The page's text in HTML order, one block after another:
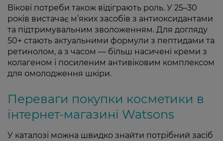
Вікові потреби також відіграють роль. У 25–30
років вистачає м’яких засобів з антиоксидантами
та підтримувальним зволоженням. Для догляду
50+ стають актуальними формули з пептидами та
ретинолом, а з часом — більш насичені креми з
колагеном і посиленим антивіковим комплексом
для омолодження шкіри.
Переваги покупки косметики в
інтернет-магазині Watsons
У каталозі можна швидко знайти потрібний засіб